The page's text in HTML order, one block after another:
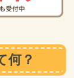
何？